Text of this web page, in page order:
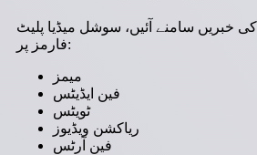
خبریں سامنے آئیں، سوشل میڈیا پلیٹ
فارمز پر:
میمز
فین ایڈیٹس
ٹویٹس
ریاکشن ویڈیوز
فین آرٹس